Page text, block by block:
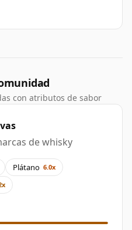
con atributos de sabor
de whisky
Plátano 6.0x